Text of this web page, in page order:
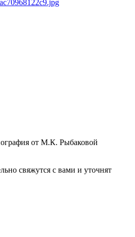
от М.К. Рыбаковой
свяжутся с вами и уточнят